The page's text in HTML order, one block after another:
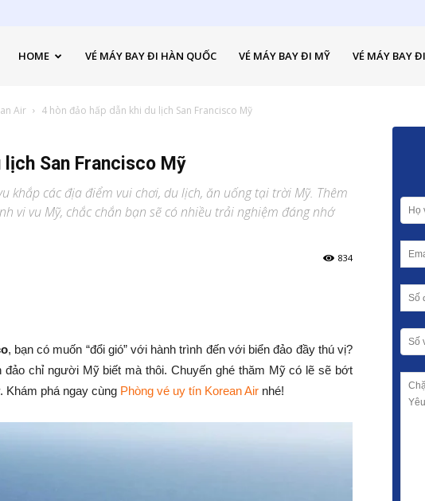
HOME VÉ MÁY BAY ĐI HÀN QUỐC VÉ MÁY BAY ĐI MỸ VÉ MÁY BAY
Air 4 hòn đảo hấp dẫn khi du lịch San Francisco Mỹ
lịch San Francisco Mỹ
khắp các địa điểm vui chơi, du lịch, ăn uống tại trời Mỹ. Thêm
vi vu Mỹ, chắc chắn bạn sẽ có nhiều trải nghiệm đáng nhớ
834
, bạn có muốn “đổi gió” với hành trình đến với biển đảo đầy thú vị?
chỉ người Mỹ biết mà thôi. Chuyến ghé thăm Mỹ có lẽ sẽ bớt
Khám phá ngay cùng Phòng vé uy tín Korean Air nhé!